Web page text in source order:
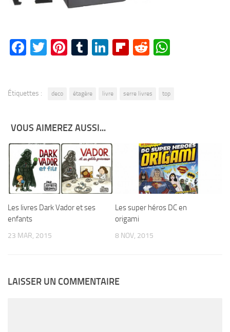
Facebook
Twitter
Pinterest
Tumblr
LinkedIn
Flipboard
Reddit
Étiquettes : deco étagère livre serre livres top
VOUS AIMEREZ AUSSI...
Les livres Dark Vador et ses
enfants
23 MAR, 2015
Les super héros DC en
origami
8 NOV, 2015
LAISSER UN COMMENTAIRE